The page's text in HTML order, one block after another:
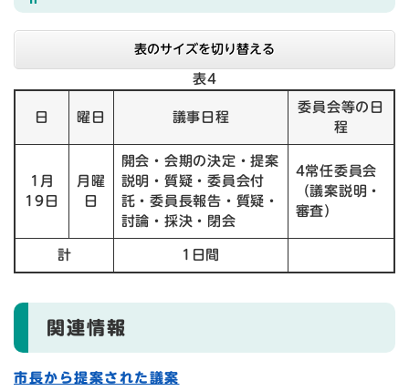
表のサイズを切り替える
表4
日 曜日 議事日程
委員会等の日
程
1月
19日
月曜
日
開会・会期の決定・提案
説明・質疑・委員会付
託・委員長報告・質疑・
討論・採決・閉会
4常任委員会
（議案説明・
審査）
計 1日間
関連情報
市長から提案された議案